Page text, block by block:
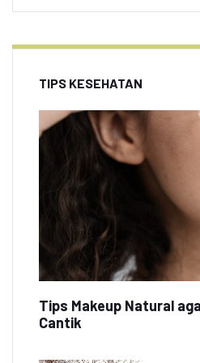
TIPS KESEHATAN
Tips Makeup Natural
Cantik